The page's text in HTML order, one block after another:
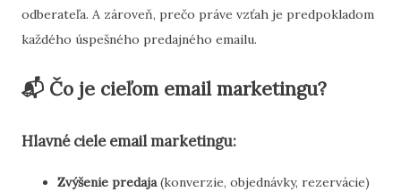
odberateľa. A zároveň, prečo práve vzťah je predpokladom
každého úspešného predajného emailu.
📬 Čo je cieľom email marketingu?
Hlavné ciele email marketingu:
Zvýšenie predaja(konverzie, objednávky, rezervácie)